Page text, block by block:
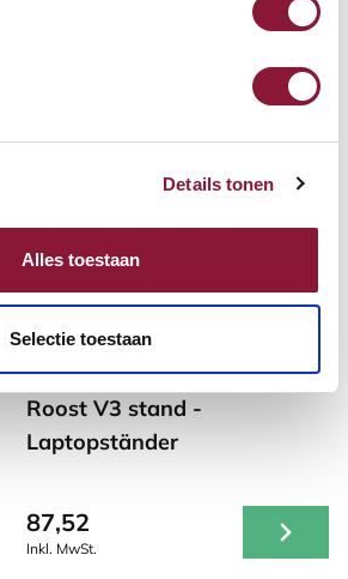
Details tonen
Alles toestaan
Selectie toestaan
gekauft mit
kabelgebundene Mini-
Tastatur US silber
Inkl. MwSt.
Roost V3 stand -
Laptopständer
87,52
Inkl. MwSt.